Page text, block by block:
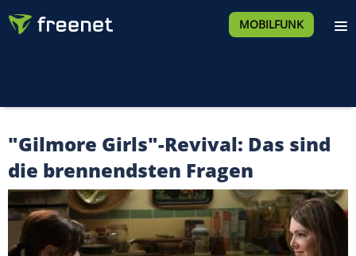
MOBILFUNK
"Gilmore Girls"-Revival: Das sind
die brennendsten Fragen